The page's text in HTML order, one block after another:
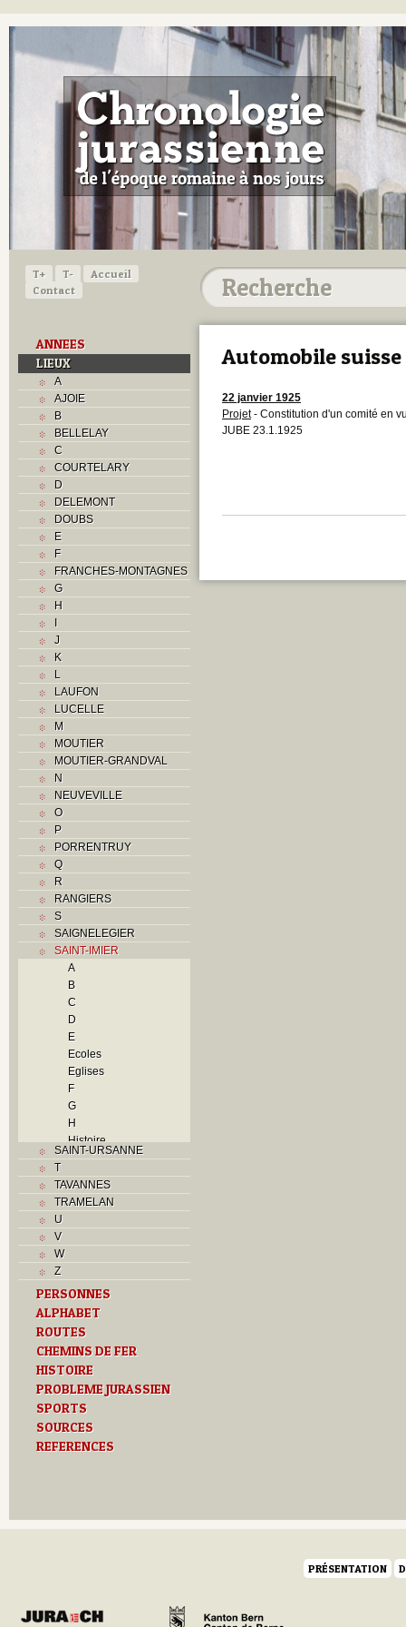
T+ T-
Accueil
Contact
ANNEES
LIEUX
A
AJOIE
B
BELLELAY
C
COURTELARY
D
DELEMONT
DOUBS
E
F
FRANCHES-MONTAGNES
G
H
I
J
K
L
LAUFON
LUCELLE
M
MOUTIER
MOUTIER-GRANDVAL
N
NEUVEVILLE
O
P
PORRENTRUY
Q
R
RANGIERS
S
SAIGNELEGIER
SAINT-IMIER
A
B
C
D
E
Ecoles
Eglises
F
G
H
Histoire
I
J
K
P
Problème jurassien
Q
R
S
T
Textes
U
Z
SAINT-URSANNE
T
TAVANNES
TRAMELAN
U
V
W
Z
PERSONNES
ALPHABET
ROUTES
CHEMINS DE FER
HISTOIRE
PROBLEME JURASSIEN
SPORTS
SOURCES
REFERENCES
Automobile suisse
22 janvier 1925
Projet- Constitution d'un comité en
JUBE 23.1.1925
PRÉSENTATION